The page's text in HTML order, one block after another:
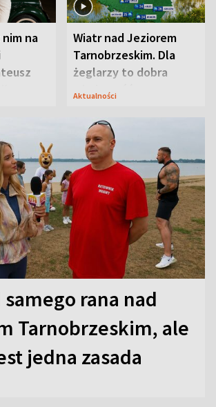
nim na
Wiatr nad Jeziorem
Tarnobrzeskim. Dla
żeglarzy to dobra
wiadomość
Aktualności
samego rana nad
Tarnobrzeskim, ale
jedna zasada